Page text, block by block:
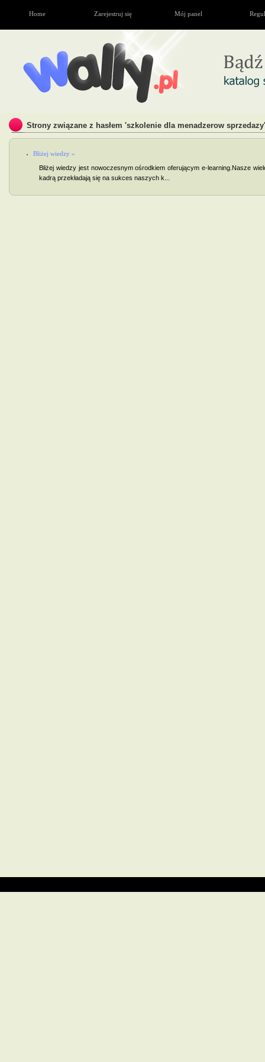
Home Zarejestruj się Mój panel
Strony związane z hasłem 'szkolenie dla menadzerow
Bliżej wiedzy »
Bliżej wiedzy jest nowoczesnym ośrodkiem oferującym e-learning.Nasze
kadrą przekładają się na sukces naszych k...